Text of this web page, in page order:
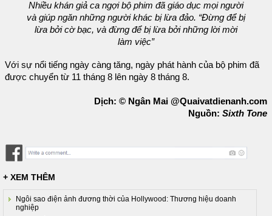
Nhiều khán giả ca ngợi bộ phim đã giáo dục mọi người
và giúp ngăn những người khác bị lừa đảo. “Đừng để bị
lừa bởi cờ bạc, và đừng để bị lừa bởi những lời mời
làm việc”
Với sự nổi tiếng ngày càng tăng, ngày phát hành của bộ phim đã
được chuyển từ 11 tháng 8 lên ngày 8 tháng 8.
Dịch: © Ngân Mai @Quaivatdienanh.com
Nguồn: Sixth Tone
+ XEM THÊM
Ngôi sao điện ảnh đương thời của Hollywood: Thương hiệu doanh
nghiệp